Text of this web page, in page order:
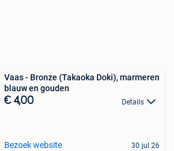
Vaas - Bronze (Takaoka Doki), marmeren
blauw en gouden
€ 4,00 Details
Bezoek website 30 jul 26